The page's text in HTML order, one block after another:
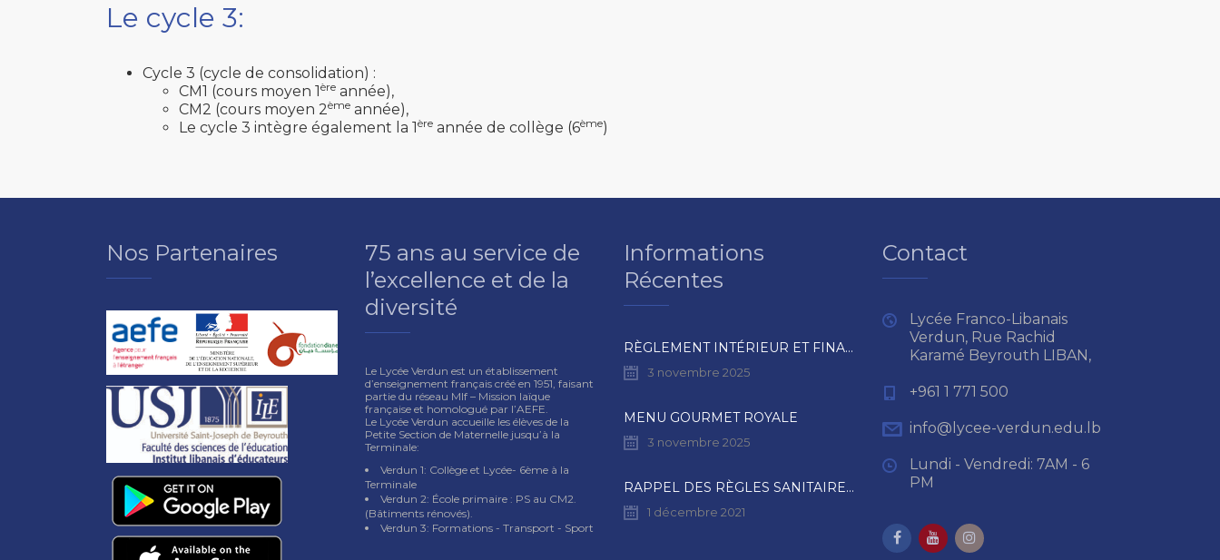
Le cycle 3:
Cycle 3 (cycle de consolidation) :
CM1 (cours moyen 1ère année),
CM2 (cours moyen 2ème année),
Le cycle 3 intègre également la 1ère année de collège (6ème)
Nos Partenaires
75 ans au service de
l’excellence et de la
diversité
Le Lycée Verdun est un établissement
d’enseignement français créé en 1951, faisant
partie du réseau Mlf – Mission laïque
française et homologué par l’AEFE.
Le Lycée Verdun accueille les élèves de la
Petite Section de Maternelle jusqu’à la
Terminale:
Verdun 1: Collège et Lycée- 6ème à la
Terminale
Verdun 2: École primaire : PS au CM2.
(Bâtiments rénovés).
Verdun 3: Formations - Transport - Sport
Informations
Récentes
RÈGLEMENT INTÉRIEUR ET FINANCIER
3 novembre 2025
MENU GOURMET ROYALE
3 novembre 2025
RAPPEL DES RÈGLES SANITAIRES EN VIGUEUR
1 décembre 2021
Contact
Lycée Franco-Libanais
Verdun, Rue Rachid
Karamé Beyrouth LIBAN,
+961 1 771 500
info@lycee-verdun.edu.lb
Lundi - Vendredi: 7AM - 6
PM